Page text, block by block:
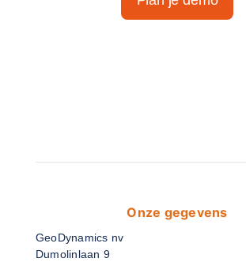
Onze gegevens
GeoDynamics nv
Dumolinlaan 9